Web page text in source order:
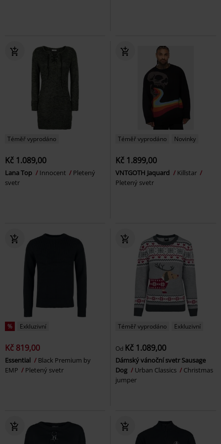
Téměř vyprodáno
Kč 1.089,00
Lana Top Innocent
Pletený
svetr
Téměř vyprodáno Novinky
Kč 1.899,00
VNTGOTH Jaquard
Killstar
Pletený svetr
% Exkluzivní
Kč 819,00
Essential
Black Premium by
EMP
Pletený svetr
Téměř vyprodáno Exkluzivní
Od Kč 1.089,00
Dámský vánoční svetr Sausage
Dog
Urban Classics
Christmas
jumper